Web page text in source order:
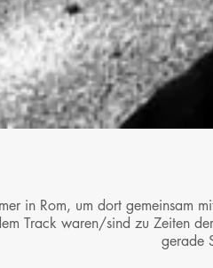
in Rom, um dort gemeinsam
Track waren/sind zu Zeiten
gerade